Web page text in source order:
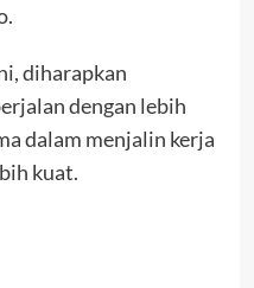
diharapkan
dengan lebih
dalam menjalin kerja
kuat.